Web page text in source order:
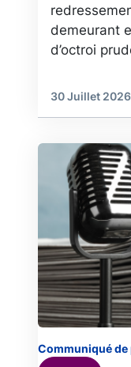
demeurant
d’octroi
30 Juillet 2026
Image
Communiqué de